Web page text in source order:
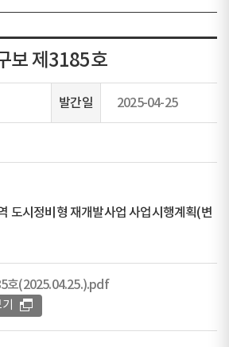
보 제3185호
발간일 2025-04-25
도시정비형 재개발사업 사업시행계획(변
호(2025.04.25.).pdf